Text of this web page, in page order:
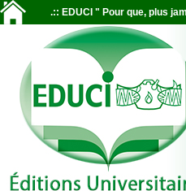
.:: EDUCI " Pour que, plus